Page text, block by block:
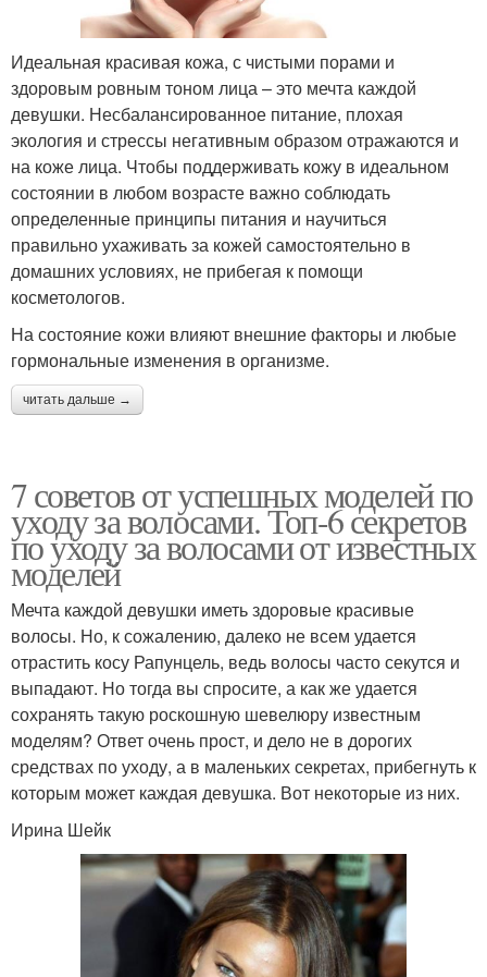
Идеальная красивая кожа, с чистыми порами и
здоровым ровным тоном лица – это мечта каждой
девушки. Несбалансированное питание, плохая
экология и стрессы негативным образом отражаются и
на коже лица. Чтобы поддерживать кожу в идеальном
состоянии в любом возрасте важно соблюдать
определенные принципы питания и научиться
правильно ухаживать за кожей самостоятельно в
домашних условиях, не прибегая к помощи
косметологов.
На состояние кожи влияют внешние факторы и любые
гормональные изменения в организме.
читать дальше →
7 советов от успешных моделей по
уходу за волосами. Топ-6 секретов
по уходу за волосами от известных
моделей
Мечта каждой девушки иметь здоровые красивые
волосы. Но, к сожалению, далеко не всем удается
отрастить косу Рапунцель, ведь волосы часто секутся и
выпадают. Но тогда вы спросите, а как же удается
сохранять такую роскошную шевелюру известным
моделям? Ответ очень прост, и дело не в дорогих
средствах по уходу, а в маленьких секретах, прибегнуть к
которым может каждая девушка. Вот некоторые из них.
Ирина Шейк